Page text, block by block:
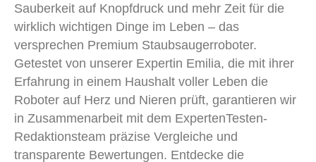
Sauberkeit auf Knopfdruck und mehr Zeit für die
wirklich wichtigen Dinge im Leben – das
versprechen Premium Staubsaugerroboter.
Getestet von unserer Expertin Emilia, die mit ihrer
Erfahrung in einem Haushalt voller Leben die
Roboter auf Herz und Nieren prüft, garantieren wir
in Zusammenarbeit mit dem ExpertenTesten-
Redaktionsteam präzise Vergleiche und
transparente Bewertungen. Entdecke die